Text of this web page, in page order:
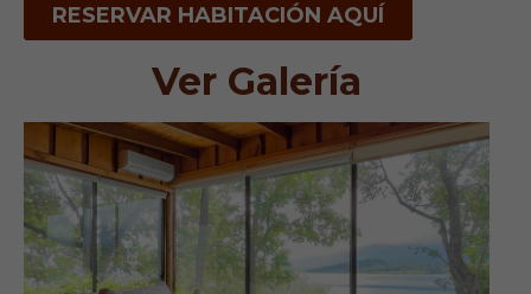
RESERVAR HABITACIÓN AQUÍ
Ver Galería